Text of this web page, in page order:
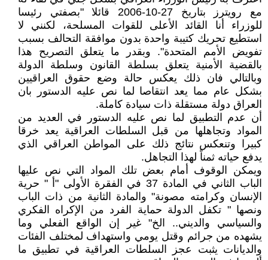
مع رويترز بتاريخ 27-10-2006 قائلا "بصفتي رئيسا
للوزراء أنا القائد الأعلى للقوات المسلحة، لكنني لا
استطيع تحريك كتيبة واحدة بدون موافقة التحالف بسبب
تفويض الأمم المتحدة". وبقدر ما يتعلق التصريح هذا
بالقضية الأمنية يتعلق بسلطة القانون وسلطة الدولة
وبالتالي فان ذلك يعكس حالة وضع حقوق العراقيين
بشكل عام مما يعد انتقاصا لما نص عليه الدستور بان
العراق دولة مستقلة ذات سيادة كاملة.
أن عدم التطبيق لما نص عليه الدستور في العديد من
المواد وتجاهلها من قبل السلطات العراقية يعد خرقا
كبيرا وتنعكس نتائج ذلك على المواطن العراقي الذي
يدفع حياته ثمناً لهذا التجاهل.
ويمكن الوقوف أمام بعض تلك المواد التي نص عليها
الباب الثاني في المادة 37 في الفقرة الأولى "أ " حرية
الإنسان وكرامته مصونة" والمادة الثانية من ذات الباب
ونصها " تكفل الدولة حماية الفرد من الإكراه الفكري
والسياسي والديني.. الخ" غير إن الواقع الفعلي وما
يشهده من جرائم وقتل يومي واستهداف لمختلف الفئات
والديانات يثبت عجز السلطات العراقية في تطبيق ما